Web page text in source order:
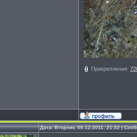
Прикрепления:
Дата: Вторник, 06.12.2011, 21:32 |